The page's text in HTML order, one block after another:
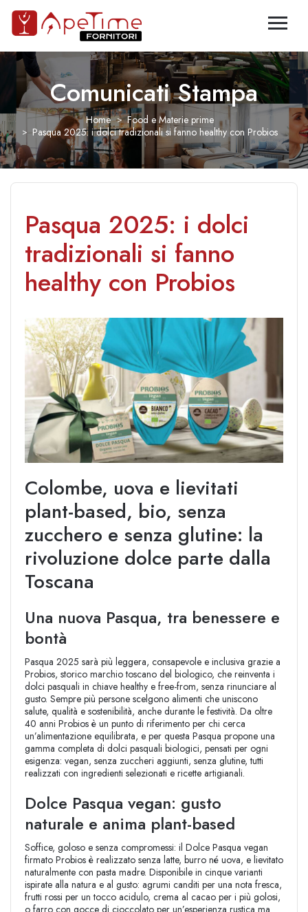
Comunicati Stampa
Home
Food e Materie prime
Pasqua 2025: i dolci tradizionali si fanno healthy con Probios
Pasqua 2025: i dolci
tradizionali si fanno
healthy con Probios
Colombe, uova e lievitati
plant-based, bio, senza
zucchero e senza glutine: la
rivoluzione dolce parte dalla
Toscana
Una nuova Pasqua, tra benessere e
bontà
Pasqua 2025 sarà più leggera, consapevole e inclusiva grazie a
Probios, storico marchio toscano del biologico, che reinventa i
dolci pasquali in chiave healthy e free-from, senza rinunciare al
gusto. Sempre più persone scelgono alimenti che uniscono
salute, qualità e sostenibilità, anche durante le festività. Da oltre
40 anni Probios è un punto di riferimento per chi cerca
un’alimentazione equilibrata, e per questa Pasqua propone una
gamma completa di dolci pasquali biologici, pensati per ogni
esigenza: vegan, senza zuccheri aggiunti, senza glutine, tutti
realizzati con ingredienti selezionati e ricette artigianali.
Dolce Pasqua vegan: gusto
naturale e anima plant-based
Soffice, goloso e senza compromessi: il Dolce Pasqua vegan
firmato Probios è realizzato senza latte, burro né uova, e lievitato
naturalmente con pasta madre. Disponibile in cinque varianti
ispirate alla natura e al gusto: agrumi canditi per una nota fresca,
frutti rossi per un tocco acidulo, crema al cacao per i più golosi,